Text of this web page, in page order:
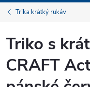
Trika krátký rukáv
Triko s
CRAFT